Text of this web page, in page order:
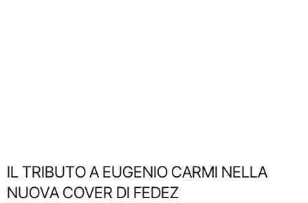
IL TRIBUTO A EUGENIO CARMI NELLA
NUOVA COVER DI FEDEZ